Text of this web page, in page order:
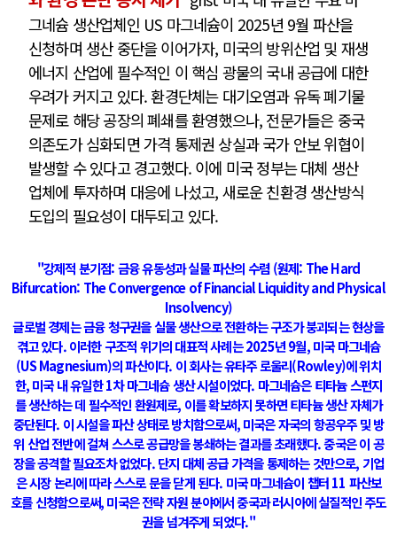
그네슘 생산업체인 US 마그네슘이 2025년 9월 파산을
신청하며 생산 중단을 이어가자, 미국의 방위산업 및 재생
에너지 산업에 필수적인 이 핵심 광물의 국내 공급에 대한
우려가 커지고 있다. 환경단체는 대기오염과 유독 폐기물
문제로 해당 공장의 폐쇄를 환영했으나, 전문가들은 중국
의존도가 심화되면 가격 통제권 상실과 국가 안보 위협이
발생할 수 있다고 경고했다. 이에 미국 정부는 대체 생산
업체에 투자하며 대응에 나섰고, 새로운 친환경 생산방식
도입의 필요성이 대두되고 있다.
"강제적 분기점: 금융 유동성과 실물 파산의 수렴(원제: The Hard
Bifurcation: The Convergence of Financial Liquidity and Physical
Insolvency)
글로벌 경제는 금융 청구권을 실물 생산으로 전환하는 구조가 붕괴되는 현상을
겪고 있다. 이러한 구조적 위기의 대표적 사례는 2025년 9월, 미국 마그네슘
(US Magnesium)의 파산이다. 이 회사는 유타주 로울리(Rowley)에 위치
한, 미국 내 유일한 1차 마그네슘 생산 시설이었다. 마그네슘은 티타늄 스펀지
를 생산하는 데 필수적인 환원제로, 이를 확보하지 못하면 티타늄 생산 자체가
중단된다. 이 시설을 파산 상태로 방치함으로써, 미국은 자국의 항공우주 및 방
위 산업 전반에 걸쳐 스스로 공급망을 봉쇄하는 결과를 초래했다. 중국은 이 공
장을 공격할 필요조차 없었다. 단지 대체 공급 가격을 통제하는 것만으로, 기업
은 시장 논리에 따라 스스로 문을 닫게 된다. 미국 마그네슘이 챕터 11 파산보
호를 신청함으로써, 미국은 전략 자원 분야에서 중국과 러시아에 실질적인 주도
권을 넘겨주게 되었다."